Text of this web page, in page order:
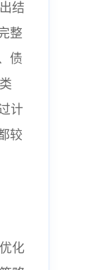
结
整
债
计
较
化